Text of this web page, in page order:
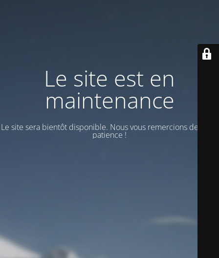
Le site est en
maintenance
Le site sera bientôt disponible. Nous vous remercions de votre
patience !